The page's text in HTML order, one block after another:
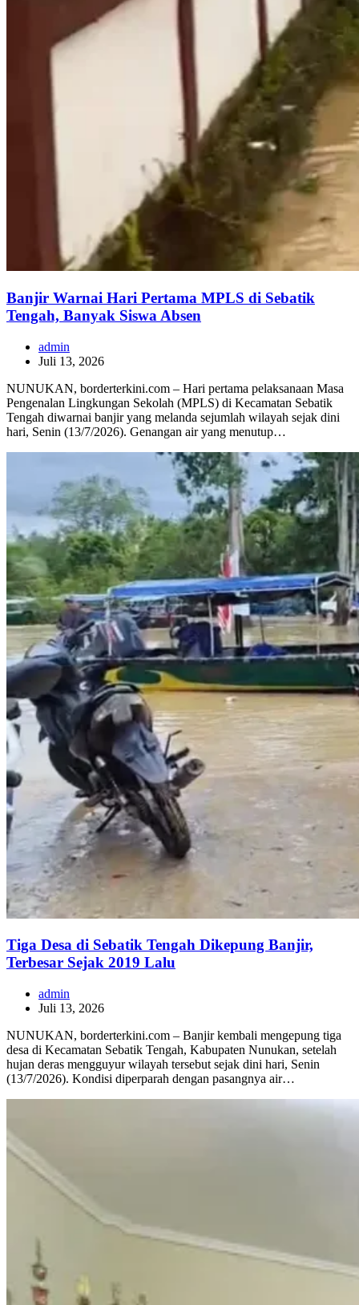
Banjir Warnai Hari Pertama MPLS di Sebatik
Tengah, Banyak Siswa Absen
admin
Juli 13, 2026
NUNUKAN, borderterkini.com – Hari pertama pelaksanaan Masa
Pengenalan Lingkungan Sekolah (MPLS) di Kecamatan Sebatik
Tengah diwarnai banjir yang melanda sejumlah wilayah sejak dini
hari, Senin (13/7/2026). Genangan air yang menutup…
Tiga Desa di Sebatik Tengah Dikepung Banjir,
Terbesar Sejak 2019 Lalu
admin
Juli 13, 2026
NUNUKAN, borderterkini.com – Banjir kembali mengepung tiga
desa di Kecamatan Sebatik Tengah, Kabupaten Nunukan, setelah
hujan deras mengguyur wilayah tersebut sejak dini hari, Senin
(13/7/2026). Kondisi diperparah dengan pasangnya air…